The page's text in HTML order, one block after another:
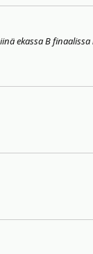
ekassa B